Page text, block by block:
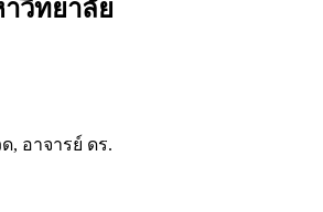
วิทยาลัย
, อาจารย์ ดร.